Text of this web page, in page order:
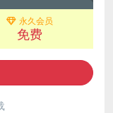
永久会员
免费